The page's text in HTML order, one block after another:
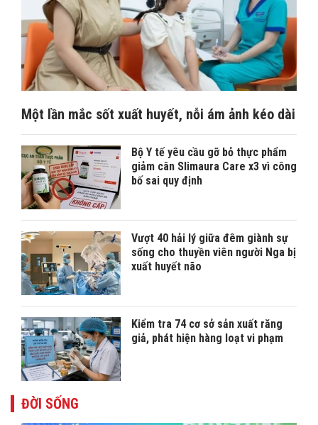
Một lần mắc sốt xuất huyết, nỗi ám ảnh kéo dài
Bộ Y tế yêu cầu gỡ bỏ thực phẩm
giảm cân Slimaura Care x3 vì công
bố sai quy định
Vượt 40 hải lý giữa đêm giành sự
sống cho thuyền viên người Nga bị
xuất huyết não
Kiểm tra 74 cơ sở sản xuất răng
giả, phát hiện hàng loạt vi phạm
ĐỜI SỐNG